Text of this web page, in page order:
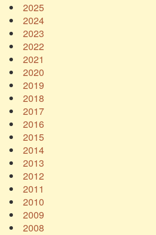
2025
2024
2023
2022
2021
2020
2019
2018
2017
2016
2015
2014
2013
2012
2011
2010
2009
2008